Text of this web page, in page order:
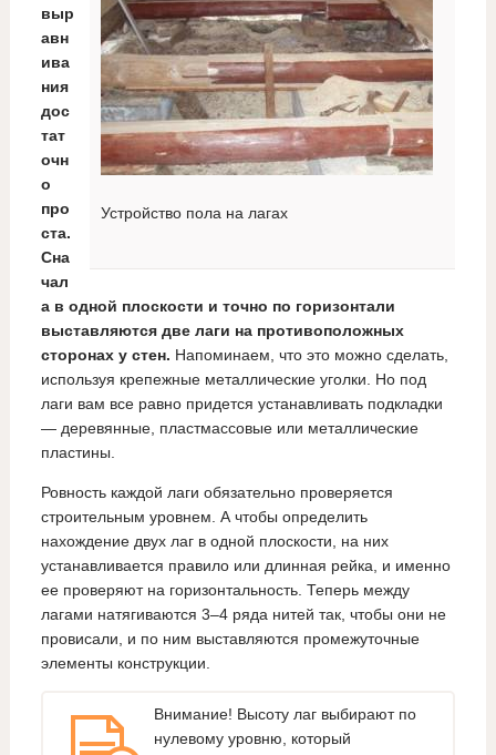
Устройство пола на лагах
выр
авн
ива
ния
дос
тат
очн
о
про
ста.
Сна
чал
а в одной плоскости и точно по горизонтали
выставляются две лаги на противоположных
сторонах у стен. Напоминаем, что это можно сделать,
используя крепежные металлические уголки. Но под
лаги вам все равно придется устанавливать подкладки
— деревянные, пластмассовые или металлические
пластины.
Ровность каждой лаги обязательно проверяется
строительным уровнем. А чтобы определить
нахождение двух лаг в одной плоскости, на них
устанавливается правило или длинная рейка, и именно
ее проверяют на горизонтальность. Теперь между
лагами натягиваются 3–4 ряда нитей так, чтобы они не
провисали, и по ним выставляются промежуточные
элементы конструкции.
Внимание! Высоту лаг выбирают по
нулевому уровню, который